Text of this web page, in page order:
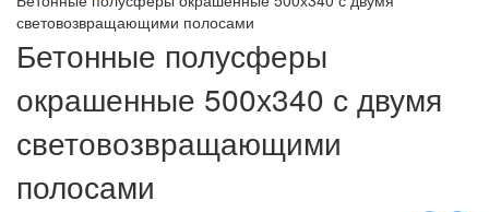
световозвращающими полосами
Бетонные полусферы
окрашенные 500х340 с двумя
световозвращающими
полосами